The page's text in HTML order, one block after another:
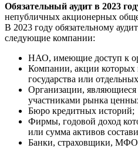
Обязательный аудит в 2023
непубличных акционерных
В 2023 году обязательному
следующие компании:
НАО, имеющие доступ к
Компании, акции которых
государства или
Организации,
участниками рынка
Бюро кредитных историй;
Фирмы, годовой доход
или сумма активов
Банки, страховщики, МФО